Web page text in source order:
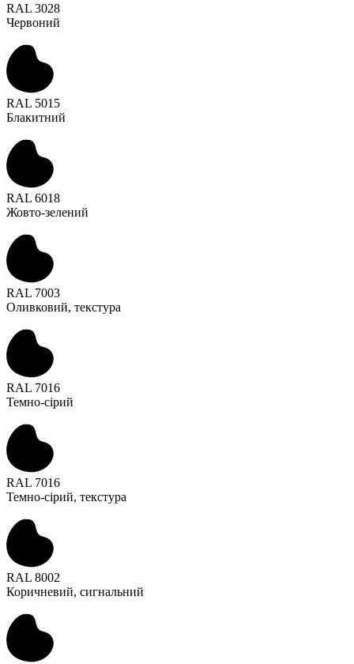
RAL 3028
Червоний
RAL 5015
Блакитний
RAL 6018
Жовто-зелений
RAL 7003
Оливковий, текстура
RAL 7016
Темно-сірий
RAL 7016
Темно-сірий, текстура
RAL 8002
Коричневий, сигнальний